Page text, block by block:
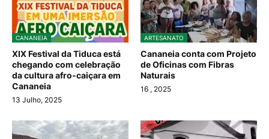
CANANEIA
XIX Festival da Tiduca está
chegando com celebração
da cultura afro-caiçara em
Cananeia
13 Julho, 2025
ARTESANATO
Cananeia conta com Projeto
de Oficinas com Fibras
Naturais
16 , 2025